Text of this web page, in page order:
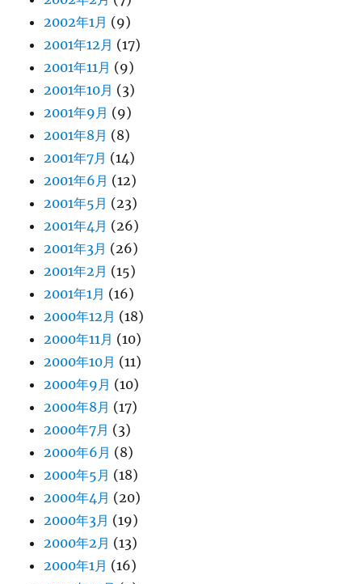
2002年1月 (9)
2001年12月 (17)
2001年11月 (9)
2001年10月 (3)
2001年9月 (9)
2001年8月 (8)
2001年7月 (14)
2001年6月 (12)
2001年5月 (23)
2001年4月 (26)
2001年3月 (26)
2001年2月 (15)
2001年1月 (16)
2000年12月 (18)
2000年11月 (10)
2000年10月 (11)
2000年9月 (10)
2000年8月 (17)
2000年7月 (3)
2000年6月 (8)
2000年5月 (18)
2000年4月 (20)
2000年3月 (19)
2000年2月 (13)
2000年1月 (16)